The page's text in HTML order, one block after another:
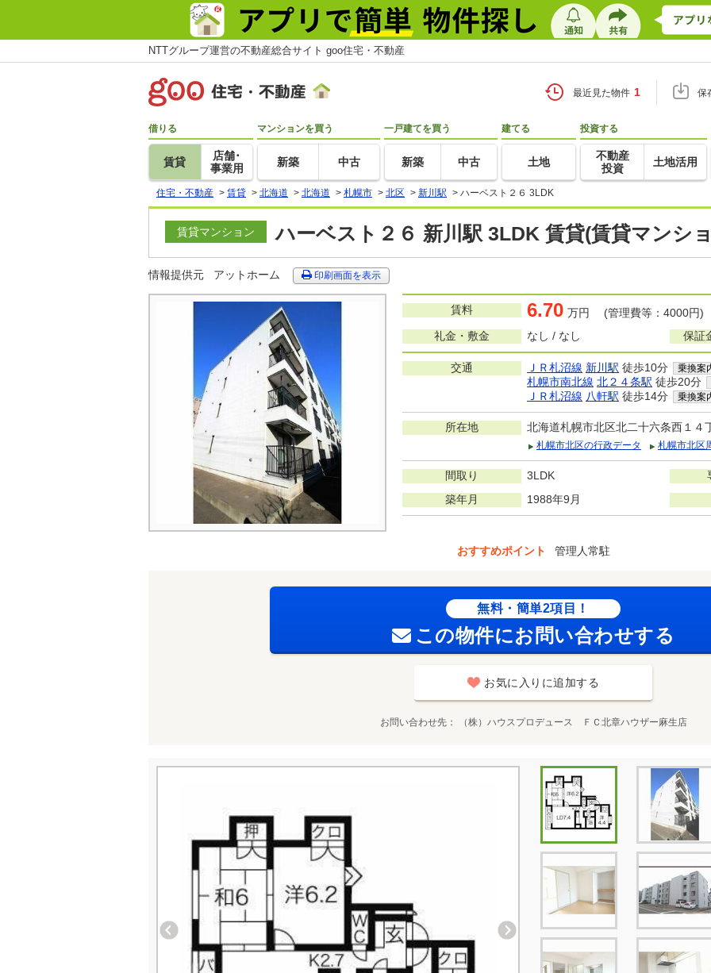
NTTグループ運営の不動産総合サイト goo住宅・不動産
最近見た物件 1 保
借りる
賃貸
店舗･
事業用
マンションを買う
新築 中古
一戸建てを買う
新築 中古
建てる
土地
投資する
不動産
投資
土地活用
住宅・不動産 > 賃貸 > 北海道 > 北海道 > 札幌市 > 北区 > 新川駅 > ハーベスト２６ 3LDK
賃貸マンション ハーベスト２６ 新川駅 3LDK 賃貸(賃貸マンシ
情報提供元 アットホーム 印刷画面を表示
賃料 6.70 万円 (管理費等：4000円)
礼金・敷金
なし / なし 保証
交通 ＪＲ札沼線 新川駅 徒歩10分 乗換案
札幌市南北線 北２４条駅 徒歩20分
ＪＲ札沼線 八軒駅 徒歩14分 乗換案
所在地 北海道札幌市北区北二十六条西１４
札幌市北区の行政データ 札幌市北区
間取り 3LDK
築年月
1988年9月
おすすめポイント 管理人常駐
無料・簡単2項目！
この物件にお問い合わせする
お気に入りに追加する
お問い合わせ先 （株）ハウスプロデュース ＦＣ北章ハウザー麻生店